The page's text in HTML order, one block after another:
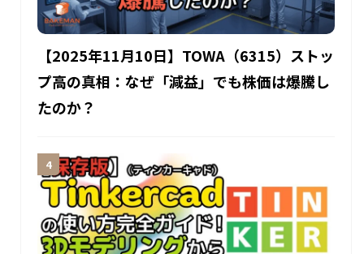
【2025年11月10日】TOWA（6315）ストッ
プ高の真相：なぜ「減益」でも株価は爆騰し
たのか？